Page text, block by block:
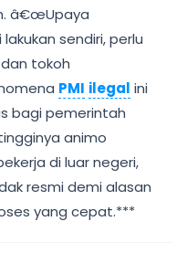
â€œUpaya
sendiri, perlu
tokoh
PMI ilegal ini
bagi pemerintah
animo
di luar negeri,
resmi demi alasan
yang cepat.***